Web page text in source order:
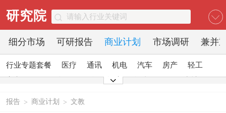
研究院
细分市场 可研报告 商业计划 市场调研 兼并
行业专题套餐 医疗 通讯 机电 汽车 房产
轻工
酒店
报告 > 商业计划 > 文教